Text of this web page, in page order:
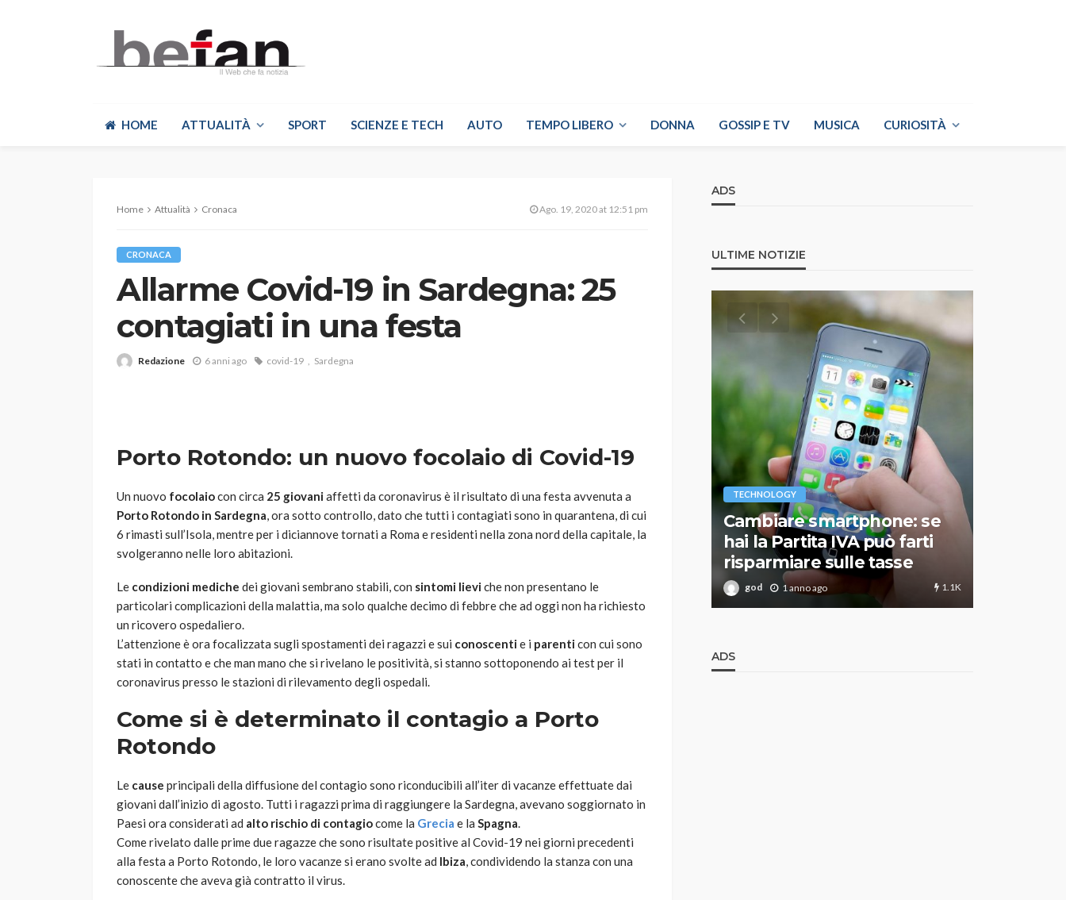
HOME ATTUALITÀ SPORT SCIENZE E TECH AUTO TEMPO LIBERO DONNA GOSSIP E TV MUSICA CURIOSITÀ
Home Attualità Cronaca Ago. 19, 2020 at 12:51 pm
CRONACA
Allarme Covid-19 in Sardegna: 25
contagiati in una festa
Redazione 6 anni ago covid-19 Sardegna
Porto Rotondo: un nuovo focolaio di Covid-19
Un nuovo focolaiocon circa 25 giovaniaffetti da coronavirus è il risultato di una festa avvenuta a
Porto Rotondo in Sardegna, ora sotto controllo, dato che tutti i contagiati sono in quarantena, di cui
6 rimasti sull’Isola, mentre per i diciannove tornati a Roma e residenti nella zona nord della capitale, la
svolgeranno nelle loro abitazioni.
Le condizioni mediche dei giovani sembrano stabili, con sintomi lieviche non presentano le
particolari complicazioni della malattia, ma solo qualche decimo di febbre che ad oggi non ha richiesto
un ricovero ospedaliero.
L’attenzione è ora focalizzata sugli spostamenti dei ragazzi e sui conoscentie i parenticon cui sono
stati in contatto e che man mano che si rivelano le positività, si stanno sottoponendo ai test per il
coronavirus presso le stazioni di rilevamento degli ospedali.
Come si è determinato il contagio a Porto
Rotondo
Le cause principali della diffusione del contagio sono riconducibili all’iter di vacanze effettuate dai
giovani dall’inizio di agosto. Tutti i ragazzi prima di raggiungere la Sardegna, avevano soggiornato in
Paesi ora considerati ad alto rischio di contagiocome la Grecia e la Spagna.
Come rivelato dalle prime due ragazze che sono risultate positive al Covid-19 nei giorni precedenti
alla festa a Porto Rotondo, le loro vacanze si erano svolte ad Ibiza, condividendo la stanza con una
conoscente che aveva già contratto il virus.
ADS
ULTIME NOTIZIE
VARIE
Robot tagliaerba: quale
scegliere per il tuo prato
god 1 anno ago 786
AUTO SPORT
Davis: tennis mondiale e
passione per
l’automobilismo
god 9 mesi ago
TECHNOLOGY
Cambiare smartphone: se
hai la Partita IVA può farti
risparmiare sulle tasse
god 1 anno ago 1.1K
ADS